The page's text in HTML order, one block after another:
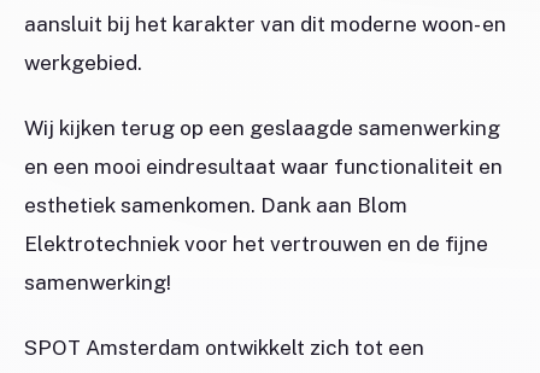
aansluit bij het karakter van dit moderne woon- en
werkgebied.
Wij kijken terug op een geslaagde samenwerking
en een mooi eindresultaat waar functionaliteit en
esthetiek samenkomen. Dank aan Blom
Elektrotechniek voor het vertrouwen en de fijne
samenwerking!
SPOT Amsterdam ontwikkelt zich tot een